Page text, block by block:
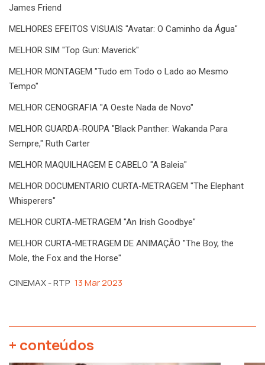
James Friend
MELHORES EFEITOS VISUAIS "Avatar: O Caminho da Água"
MELHOR SIM "Top Gun: Maverick"
MELHOR MONTAGEM "Tudo em Todo o Lado ao Mesmo
Tempo"
MELHOR CENOGRAFIA "A Oeste Nada de Novo"
MELHOR GUARDA-ROUPA "Black Panther: Wakanda Para
Sempre," Ruth Carter
MELHOR MAQUILHAGEM E CABELO "A Baleia"
MELHOR DOCUMENTARIO CURTA-METRAGEM "The Elephant
Whisperers"
MELHOR CURTA-METRAGEM "An Irish Goodbye"
MELHOR CURTA-METRAGEM DE ANIMAÇÃO "The Boy, the
Mole, the Fox and the Horse"
CINEMAX - RTP 13 Mar 2023
+ conteúdos